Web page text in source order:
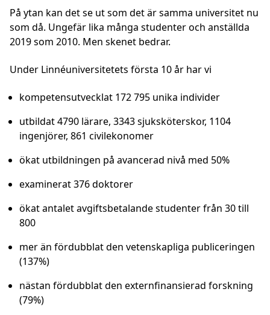
På ytan kan det se ut som det är samma universitet nu
som då. Ungefär lika många studenter och anställda
2019 som 2010. Men skenet bedrar.
Under Linnéuniversitetets första 10 år har vi
kompetensutvecklat 172 795 unika individer
utbildat 4790 lärare, 3343 sjuksköterskor, 1104
ingenjörer, 861 civilekonomer
ökat utbildningen på avancerad nivå med 50%
examinerat 376 doktorer
ökat antalet avgiftsbetalande studenter från 30 till
800
mer än fördubblat den vetenskapliga publiceringen
(137%)
nästan fördubblat den externfinansierad forskning
(79%)